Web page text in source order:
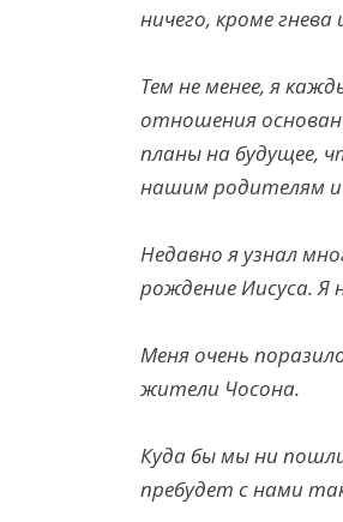
ничего, кроме
Тем не менее, я
отношения
планы на будущее,
нашим родителям и
Недавно я узнал
рождение Иисуса. Я
Меня очень
жители Чосона.
Куда бы мы ни
пребудет с нами